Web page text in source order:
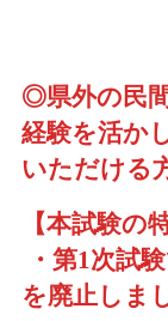
◎県外の民
経験を活か
いただける
【本試験の
・第1次試
を廃止しま